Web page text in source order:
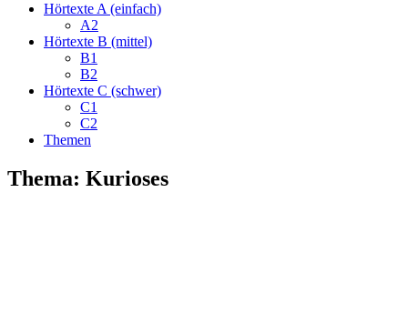
Hörtexte A (einfach)
A2
Hörtexte B (mittel)
B1
B2
Hörtexte C (schwer)
C1
C2
Themen
Thema: Kurioses